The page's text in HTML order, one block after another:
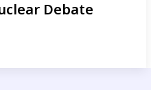
Debate